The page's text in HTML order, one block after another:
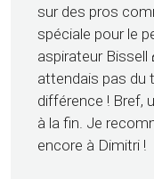
sur des pros
spéciale pour le
aspirateur Bissell
attendais pas du
différence ! Bref,
à la fin. Je
encore à Dimitri !